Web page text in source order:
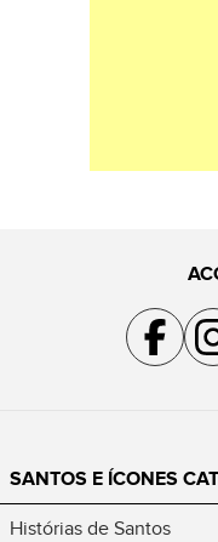
SANTOS E ÍCONES
Histórias de Santos